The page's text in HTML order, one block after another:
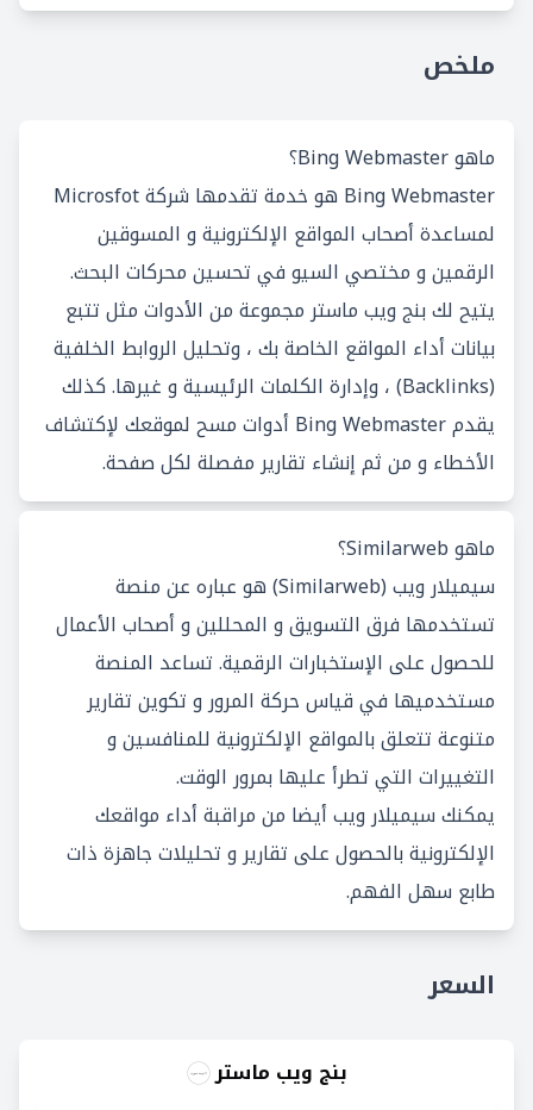
ملخص
ماهو Bing Webmaster؟
Bing Webmaster هو خدمة تقدمها شركة Microsfot
لمساعدة أصحاب المواقع الإلكترونية و المسوقين
الرقمين و مختصي السيو في تحسين محركات البحث.
يتيح لك بنج ويب ماستر مجموعة من الأدوات مثل تتبع
بيانات أداء المواقع الخاصة بك ، وتحليل الروابط الخلفية
(Backlinks) ، وإدارة الكلمات الرئيسية و غيرها. كذلك
يقدم Bing Webmaster أدوات مسح لموقعك لإكتشاف
الأخطاء و من ثم إنشاء تقارير مفصلة لكل صفحة.
ماهو Similarweb؟
سيميلار ويب (Similarweb) هو عباره عن منصة
تستخدمها فرق التسويق و المحللين و أصحاب الأعمال
للحصول على الإستخبارات الرقمية. تساعد المنصة
مستخدميها في قياس حركة المرور و تكوين تقارير
متنوعة تتعلق بالمواقع الإلكترونية للمنافسين و
التغييرات التي تطرأ عليها بمرور الوقت.
يمكنك سيميلار ويب أيضا من مراقبة أداء مواقعك
الإلكترونية بالحصول على تقارير و تحليلات جاهزة ذات
طابع سهل الفهم.
السعر
بنج ويب ماستر